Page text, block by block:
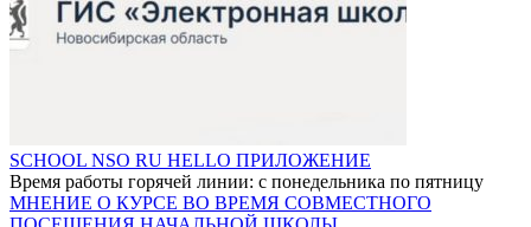
SCHOOL NSO RU HELLO ПРИЛОЖЕНИЕ
Время работы горячей линии: с понедельника по пятницу
МНЕНИЕ О КУРСЕ ВО ВРЕМЯ СОВМЕСТНОГО